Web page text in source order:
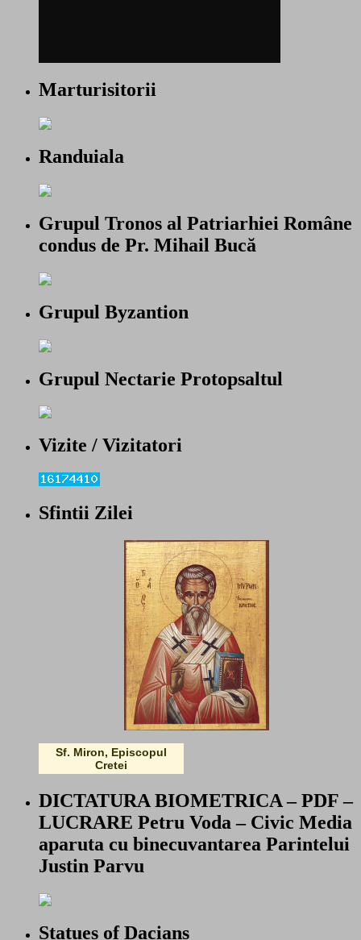
Marturisitorii
Randuiala
Grupul Tronos al Patriarhiei Române
condus de Pr. Mihail Bucă
Grupul Byzantion
Grupul Nectarie Protopsaltul
Vizite / Vizitatori
Sfintii Zilei
Sf. Miron, Episcopul
Cretei
DICTATURA BIOMETRICA – PDF –
LUCRARE Petru Voda – Civic Media
aparuta cu binecuvantarea Parintelui
Justin Parvu
Statues of Dacians